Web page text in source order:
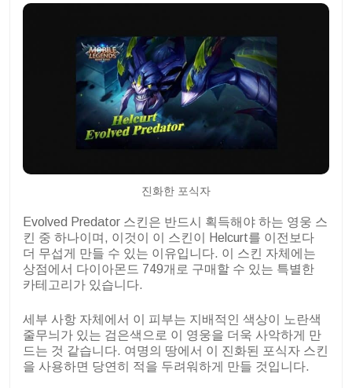
진화한 포식자
Evolved Predator 스킨은 반드시 획득해야 하는 영웅 스
킨 중 하나이며, 이것이 이 스킨이 Helcurt를 이전보다
더 무섭게 만들 수 있는 이유입니다. 이 스킨 자체에는
상점에서 다이아몬드 749개로 구매할 수 있는 특별한
카테고리가 있습니다.
세부 사항 자체에서 이 피부는 지배적인 색상이 노란색
줄무늬가 있는 검은색으로 이 영웅을 더욱 사악하게 만
드는 것 같습니다. 여명의 땅에서 이 진화된 포식자 스킨
을 사용하면 당연히 적을 두려워하게 만들 것입니다.